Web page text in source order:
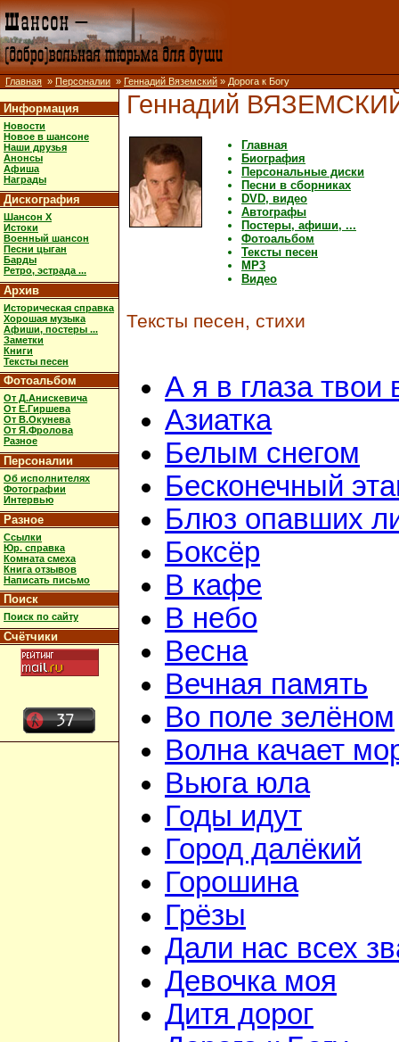
Главная » Персоналии » Геннадий Вяземский » Дорога к Богу
Информация
Новости
Новое в шансоне
Наши друзья
Анонсы
Афиша
Награды
Дискография
Шансон X
Истоки
Военный шансон
Песни цыган
Барды
Ретро, эстрада ...
Архив
Историческая справка
Хорошая музыка
Афиши, постеры ...
Заметки
Книги
Тексты песен
Фотоальбом
От Д.Анискевича
От Е.Гиршева
От В.Окунева
От Я.Фролова
Разное
Персоналии
Об исполнителях
Фотографии
Интервью
Разное
Ссылки
Юр. справка
Комната смеха
Книга отзывов
Написать письмо
Поиск
Поиск по сайту
Счётчики
Геннадий
Главная
Биография
Персональные диски
Песни в сборниках
DVD, видео
Автографы
Постеры, афиши, ...
Фотоальбом
Тексты песен
MP3
Видео
Тексты песен, стихи
А я в глаза твои
Азиатка
Белым снегом
Бесконечный
Блюз опавших
Боксёр
В кафе
В небо
Весна
Вечная память
Во поле зелёном
Волна качает
Вьюга юла
Годы идут
Город далёкий
Горошина
Грёзы
Дали нас всех
Девочка моя
Дитя дорог